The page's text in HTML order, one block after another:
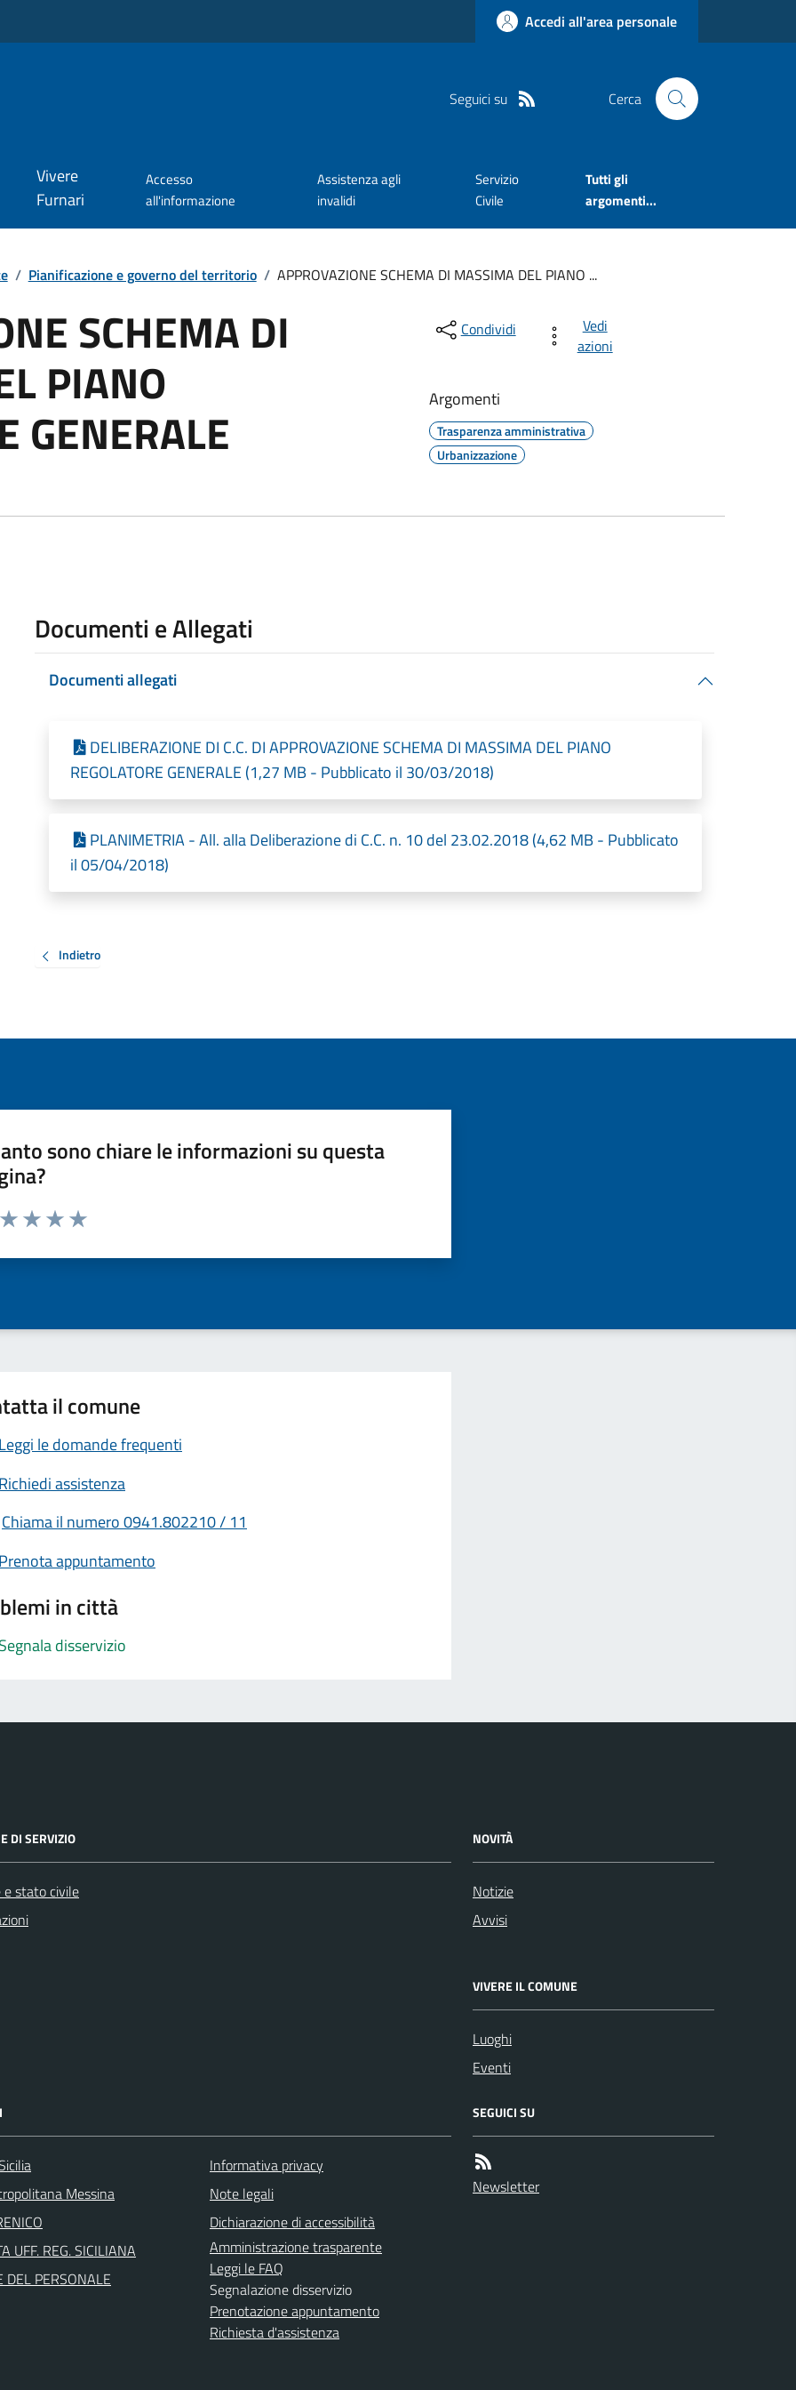
Accedi all'area personale
Seguici su Cerca
Vivere
Furnari
Accesso
all'informazione
Assistenza agli
invalidi
Servizio
Civile
Tutti gli
argomenti...
/ Pianificazione e governo del territorio / APPROVAZIONE SCHEMA DI MASSIMA DEL PIANO ...
SCHEMA DI
PIANO
GENERALE
Condividi
Vedi
azioni
Argomenti
Trasparenza amministrativa
Urbanizzazione
Documenti e Allegati
Documenti allegati
DELIBERAZIONE DI C.C. DI APPROVAZIONE SCHEMA DI MASSIMA DEL PIANO
REGOLATORE GENERALE (1,27 MB - Pubblicato il 30/03/2018)
PLANIMETRIA - All. alla Deliberazione di C.C. n. 10 del 23.02.2018 (4,62 MB - Pubblicato
il 05/04/2018)
Indietro
sono chiare le informazioni su questa
da 1 a 5 stelle la pagina
il comune
Leggi le domande frequenti
Richiedi assistenza
Chiama il numero 0941.802210 / 11
Prenota appuntamento
in città
Segnala disservizio
DI SERVIZIO
e stato civile
NOVITÀ
Notizie
Avvisi
VIVERE IL COMUNE
Luoghi
Eventi
Messina
UFF. REG. SICILIANA
DEL PERSONALE
Informativa privacy
Note legali
Dichiarazione di accessibilità
Amministrazione trasparente
Leggi le FAQ
Segnalazione disservizio
Prenotazione appuntamento
Richiesta d'assistenza
SEGUICI SU
Newsletter